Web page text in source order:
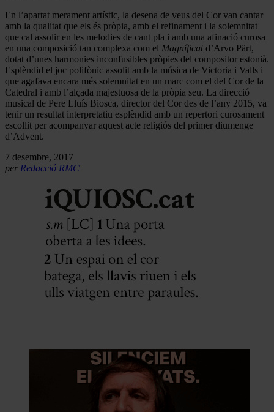
En l’apartat merament artístic, la desena de veus del Cor van cantar
amb la qualitat que els és pròpia, amb el refinament i la solemnitat
que cal assolir en les melodies de cant pla i amb una afinació curosa
en una composició tan complexa com el Magníficatd’Arvo Pärt,
dotat d’unes harmonies inconfusibles pròpies del compositor estonià.
Esplèndid el joc polifònic assolit amb la música de Victoria i Valls i
que agafava encara més solemnitat en un marc com el del Cor de la
Catedral i amb l’alçada majestuosa de la pròpia seu. La direcció
musical de Pere Lluís Biosca, director del Cor des de l’any 2015, va
tenir un resultat interpretatiu esplèndid amb un repertori curosament
escollit per acompanyar aquest acte religiós del primer diumenge
d’Advent.
7 desembre, 2017
per Redacció RMC